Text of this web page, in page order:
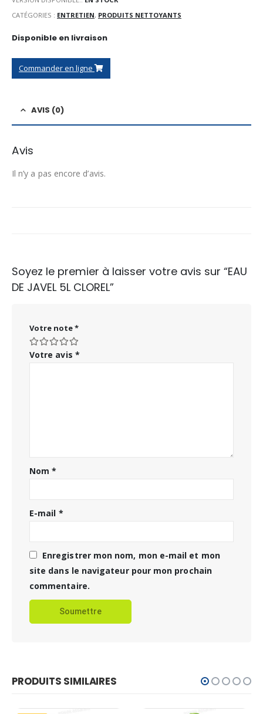
était : est :
CATÉGORIES : ENTRETIEN, PRODUITS NETTOYANTS
Disponible en livraison
Commander en ligne
AVIS (0)
Avis
Il n’y a pas encore d’avis.
Soyez le premier à laisser votre avis sur “EAU
DE JAVEL 5L CLOREL”
Votre note*
Votre avis *
Nom*
E-mail *
Enregistrer mon nom, mon e-mail et mon
site dans le navigateur pour mon prochain
commentaire.
PRODUITS SIMILAIRES